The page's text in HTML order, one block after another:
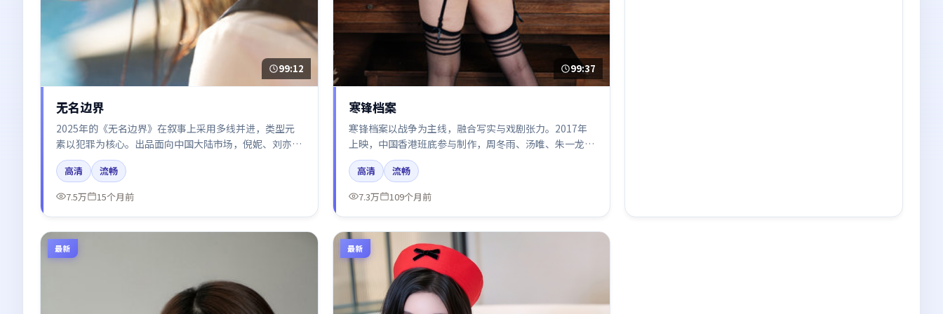
99:12
无名边界
2025年的《无名边界》在叙事上采用多线并进，类型元
素以犯罪为核心。出品面向中国大陆市场，倪妮、刘亦
菲、谭卓、咏梅、秦海璐所饰角色推动关键反转，结尾留
白引发讨论。
高清
流畅
7.5万
15个月前
99:37
寒锋档案
寒锋档案以战争为主线，融合写实与戏剧张力。2017年
上映，中国香港班底参与制作，周冬雨、汤唯、朱一龙、
王景春、肖战在片中呈现细腻表演，影像风格统一，配乐
与剪辑强化了情绪曲线。
高清
流畅
7.3万
109个月前
最新 最新